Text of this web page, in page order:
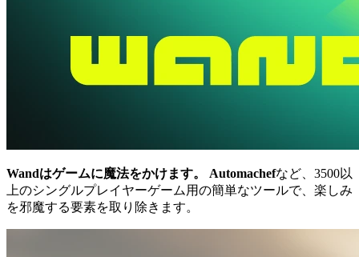
Wandはゲームに魔法をかけます。 Automachefなど、3500以
上のシングルプレイヤーゲーム用の簡単なツールで、楽しみ
を邪魔する要素を取り除きます。